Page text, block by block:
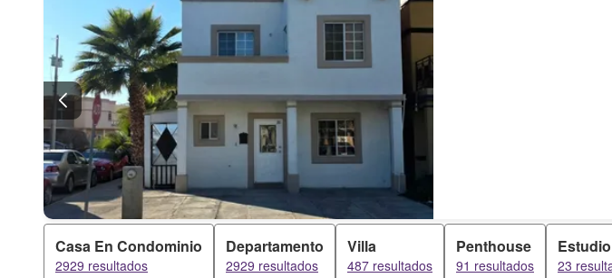
Casa En Condominio
2929 resultados
Departamento
2929 resultados
Villa
487 resultados
Penthouse
91 resultados
Estudio
23